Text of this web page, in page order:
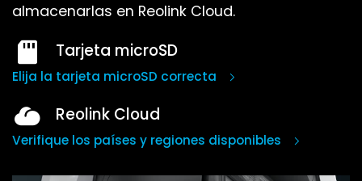
almacenarlas en Reolink Cloud.
Tarjeta microSD
Elija la tarjeta microSD correcta
Reolink Cloud
Verifique los países y regiones disponibles